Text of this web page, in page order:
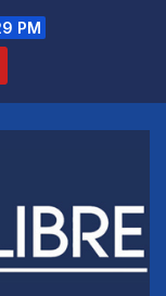
PM